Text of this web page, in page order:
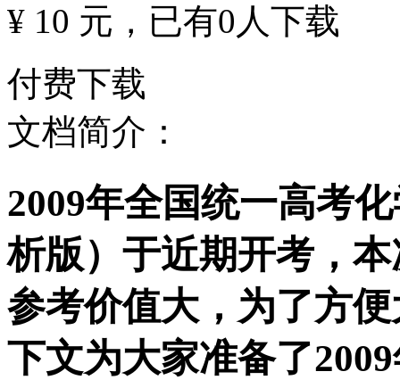
¥ 10 元 ，已有0 人下载
付费下载
文档简介：
2009年全国统一高考
析版）于近期开考，
参考价值大，为了方
下文为大家准备了